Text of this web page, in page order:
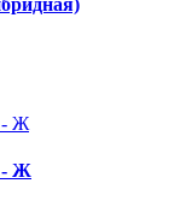
- Ж